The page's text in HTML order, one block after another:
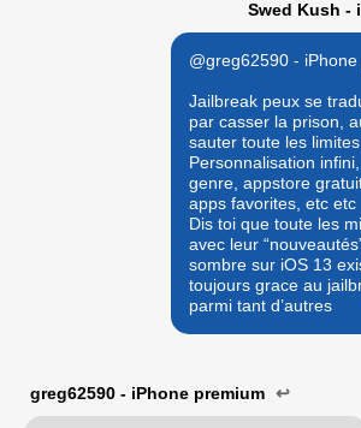
Swed Kush -
@greg62590 -
Jailbreak peux se
par casser la prison,
sauter toute les
Personnalisation
genre, appstore
apps favorites, etc etc
Dis toi que toute les
avec leur
sombre sur iOS 13
toujours grace au
parmi tant d’autres
greg62590 - iPhone premium ↩